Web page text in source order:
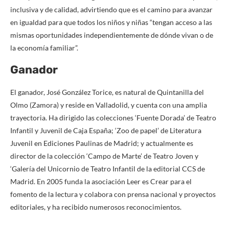
inclusiva y de calidad, advirtiendo que es el camino para avanzar
en igualdad para que todos los niños y niñas “tengan acceso a las
mismas oportunidades independientemente de dónde vivan o de
la economía familiar”.
Ganador
El ganador, José González Torice, es natural de Quintanilla del
Olmo (Zamora) y reside en Valladolid, y cuenta con una amplia
trayectoria. Ha dirigido las colecciones ‘Fuente Dorada’ de Teatro
Infantil y Juvenil de Caja España; ‘Zoo de papel’ de Literatura
Juvenil en Ediciones Paulinas de Madrid; y actualmente es
director de la colección ‘Campo de Marte’ de Teatro Joven y
‘Galería del Unicornio de Teatro Infantil de la editorial CCS de
Madrid. En 2005 funda la asociación Leer es Crear para el
fomento de la lectura y colabora con prensa nacional y proyectos
editoriales, y ha recibido numerosos reconocimientos.